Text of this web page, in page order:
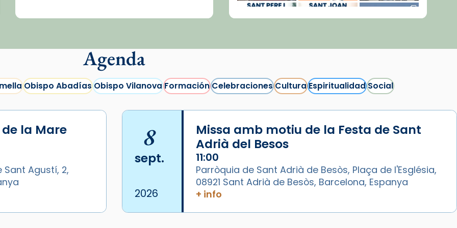
Cargar más...
Agenda
Obispo AbadíasObispo VilanovaFormaciónCelebracionesCulturaEspiritualidadSocial
la Mare
Agustí, 2,
8
sept.
2026
Missa amb motiu de la Festa de Sant
Adrià del Besos
11:00
Parròquia de Sant Adrià de Besòs, Plaça de l'Església,
08921 Sant Adrià de Besòs, Barcelona, Espanya
+ info